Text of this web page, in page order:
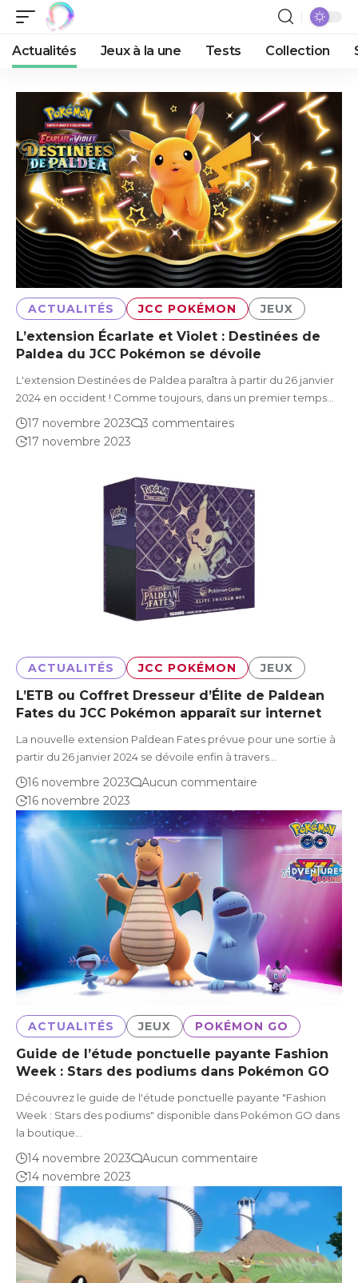
Actualités Jeux à la une Tests Collection
ACTUALITÉS JCC POKÉMON JEUX
L’extension Écarlate et Violet : Destinées de
Paldea du JCC Pokémon se dévoile
L'extension Destinées de Paldea paraîtra à partir du 26 janvier
2024 en occident ! Comme toujours, dans un premier temps…
17 novembre 2023
3 commentaires
17 novembre 2023
ACTUALITÉS JCC POKÉMON JEUX
L’ETB ou Coffret Dresseur d’Élite de Paldean
Fates du JCC Pokémon apparaît sur internet
La nouvelle extension Paldean Fates prévue pour une sortie à
partir du 26 janvier 2024 se dévoile enfin à travers…
16 novembre 2023
Aucun commentaire
16 novembre 2023
ACTUALITÉS JEUX POKÉMON GO
Guide de l’étude ponctuelle payante Fashion
Week : Stars des podiums dans Pokémon GO
Découvrez le guide de l'étude ponctuelle payante "Fashion
Week : Stars des podiums" disponible dans Pokémon GO dans
la boutique…
14 novembre 2023
Aucun commentaire
14 novembre 2023